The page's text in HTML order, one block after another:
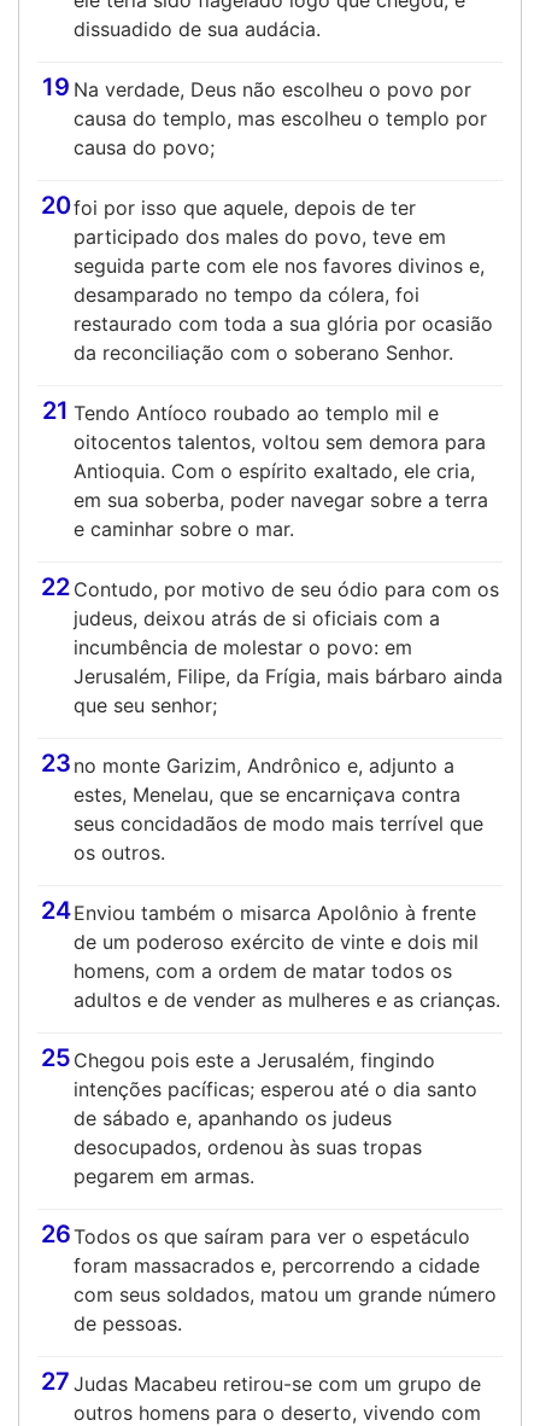
dissuadido de sua audácia.
19 Na verdade, Deus não escolheu o povo por
causa do templo, mas escolheu o templo por
causa do povo;
20foi por isso que aquele, depois de ter
participado dos males do povo, teve em
seguida parte com ele nos favores divinos e,
desamparado no tempo da cólera, foi
restaurado com toda a sua glória por ocasião
da reconciliação com o soberano Senhor.
21 Tendo Antíoco roubado ao templo mil e
oitocentos talentos, voltou sem demora para
Antioquia. Com o espírito exaltado, ele cria,
em sua soberba, poder navegar sobre a terra
e caminhar sobre o mar.
22 Contudo, por motivo de seu ódio para com os
judeus, deixou atrás de si oficiais com a
incumbência de molestar o povo: em
Jerusalém, Filipe, da Frígia, mais bárbaro ainda
que seu senhor;
23 no monte Garizim, Andrônico e, adjunto a
estes, Menelau, que se encarniçava contra
seus concidadãos de modo mais terrível que
os outros.
24Enviou também o misarca Apolônio à frente
de um poderoso exército de vinte e dois mil
homens, com a ordem de matar todos os
adultos e de vender as mulheres e as crianças.
25 Chegou pois este a Jerusalém, fingindo
intenções pacíficas; esperou até o dia santo
de sábado e, apanhando os judeus
desocupados, ordenou às suas tropas
pegarem em armas.
26Todos os que saíram para ver o espetáculo
foram massacrados e, percorrendo a cidade
com seus soldados, matou um grande número
de pessoas.
27 Judas Macabeu retirou-se com um grupo de
outros homens para o deserto, vivendo com